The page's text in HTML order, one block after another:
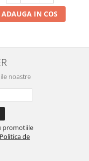
ADAUGA IN COS
noastre
promotiile
Politica de